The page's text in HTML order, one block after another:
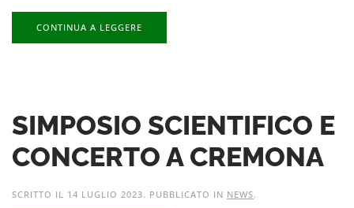
CONTINUA A LEGGERE
SIMPOSIO SCIENTIFICO E
CONCERTO A CREMONA
SCRITTO IL 14 LUGLIO 2023. PUBBLICATO IN NEWS.